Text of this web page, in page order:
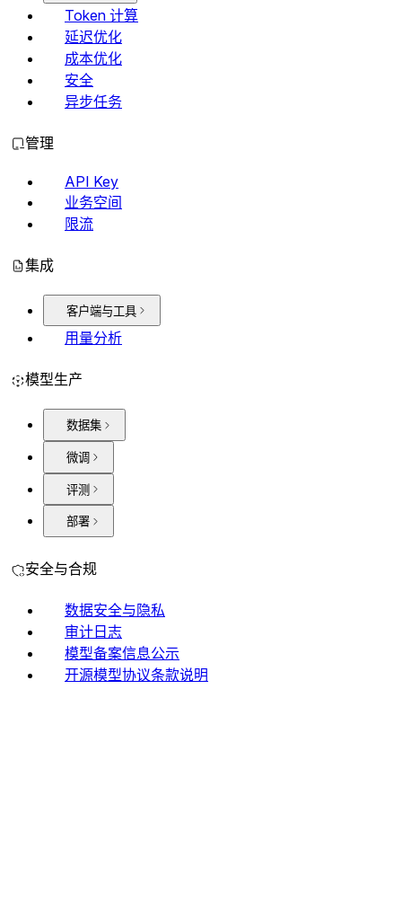
Token 计算
延迟优化
成本优化
安全
异步任务
管理
API Key
业务空间
限流
集成
客户端与工具
用量分析
模型生产
数据集
微调
评测
部署
安全与合规
数据安全与隐私
审计日志
模型备案信息公示
开源模型协议条款说明